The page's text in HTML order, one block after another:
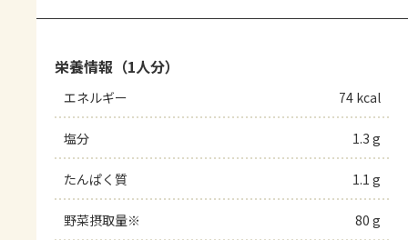
栄養情報（1人分）
エネルギー 74 kcal
塩分 1.3 g
たんぱく質 1.1 g
野菜摂取量※ 80 g